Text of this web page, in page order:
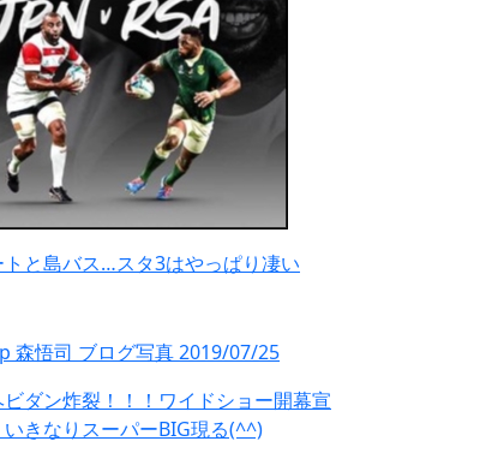
と島バス…スタ3はやっぱり凄い
ビダン炸裂！！！ワイドショー開幕宣
きなりスーパーBIG現る(^^)